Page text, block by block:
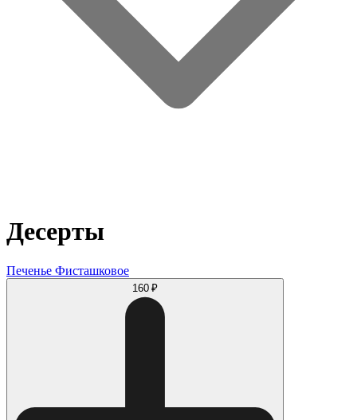
Десерты
Печенье Фисташковое
160 ₽